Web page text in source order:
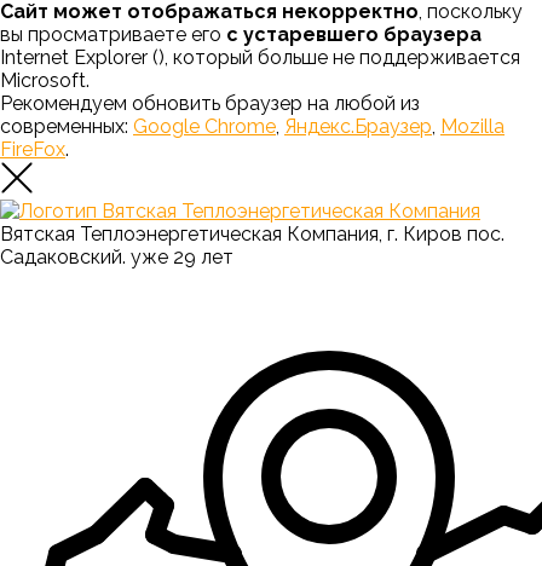
Сайт может отображаться некорректно, поскольку
вы просматриваете его с устаревшего браузера
Internet Explorer (), который больше не поддерживается
Microsoft.
Рекомендуем обновить браузер на любой из
современных: Google Chrome, Яндекс.Браузер, Mozilla
FireFox.
Вятская Теплоэнергетическая Компания, г. Киров пос.
Садаковский. уже 29 лет